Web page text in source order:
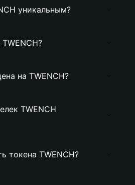
уникальным?
на TWENCH?
TWENCH
токена TWENCH?